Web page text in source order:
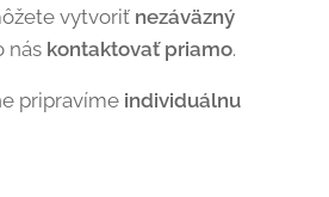
vytvoriť nezáväzný
nás kontaktovať priamo.
pripravíme individuálnu